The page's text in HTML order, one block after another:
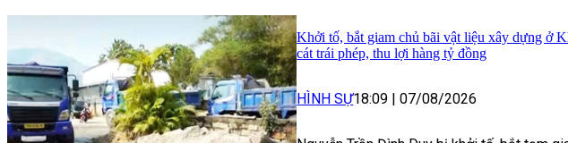
Khởi tố, bắt giam chủ bãi vật liệu xây dựng ở
cát trái phép, thu lợi hàng tỷ đồng
HÌNH SỰ18:09 | 07/08/2026